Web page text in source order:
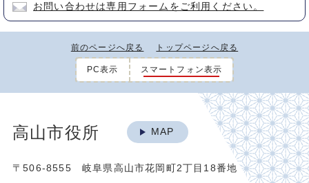
お問い合わせは専用フォームをご利用ください。
前のページへ戻る トップページへ戻る
PC表示 スマートフォン表示
高山市役所 MAP
〒506-8555 岐阜県高山市花岡町2丁目18番地